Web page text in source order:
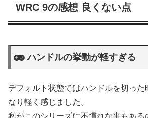
WRC 9の感想 良くない点
ハンドルの挙動が軽すぎる
デフォルト状態ではハンドルを切っ
なり軽く感じました。
私がこのシリーズに不慣れな事もある